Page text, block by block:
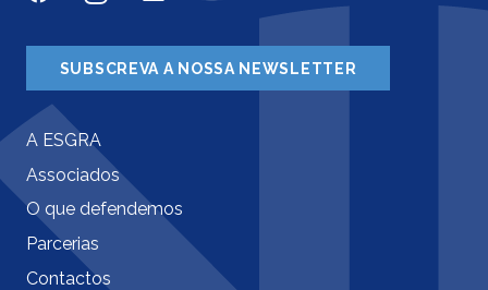
SUBSCREVA A NOSSA NEWSLETTER
A ESGRA
Associados
O que defendemos
Parcerias
Contactos